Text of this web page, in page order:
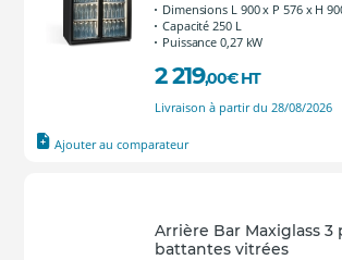
Dimensions L 900 x P 576 x H
Capacité 250 L
Puissance 0,27 kW
2 219,00€ HT
Livraison à partir du 28/08/2026
Ajouter au comparateur
Arrière Bar Maxiglass 3
battantes vitrées